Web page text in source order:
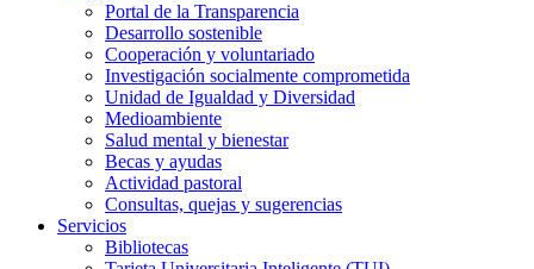
Portal de la Transparencia
Desarrollo sostenible
Cooperación y voluntariado
Investigación socialmente comprometida
Unidad de Igualdad y Diversidad
Medioambiente
Salud mental y bienestar
Becas y ayudas
Actividad pastoral
Consultas, quejas y sugerencias
Servicios
Bibliotecas